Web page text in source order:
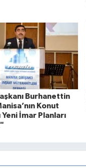
Burhanettin
Konut
Yeni İmar Planları